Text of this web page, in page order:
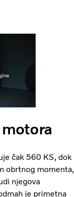
čak 560 KS, dok
obrtnog momenta,
njegova
je primetna